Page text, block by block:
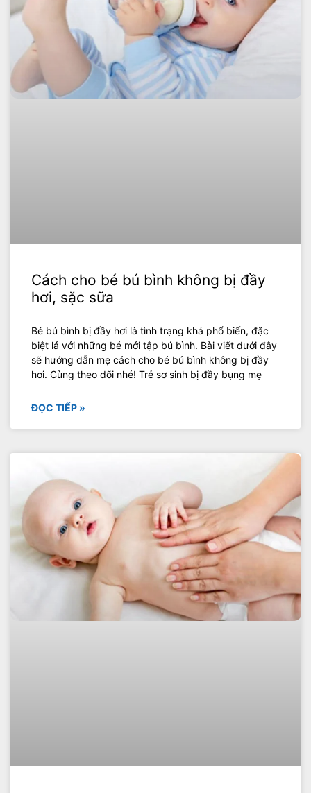
Cách cho bé bú bình không bị đầy
hơi, sặc sữa
Bé bú bình bị đầy hơi là tình trạng khá phổ biến, đặc
biệt lá với những bé mới tập bú bình. Bài viết dưới đây
sẽ hướng dẫn mẹ cách cho bé bú bình không bị đầy
hơi. Cùng theo dõi nhé! Trẻ sơ sinh bị đầy bụng mẹ
ĐỌC TIẾP »